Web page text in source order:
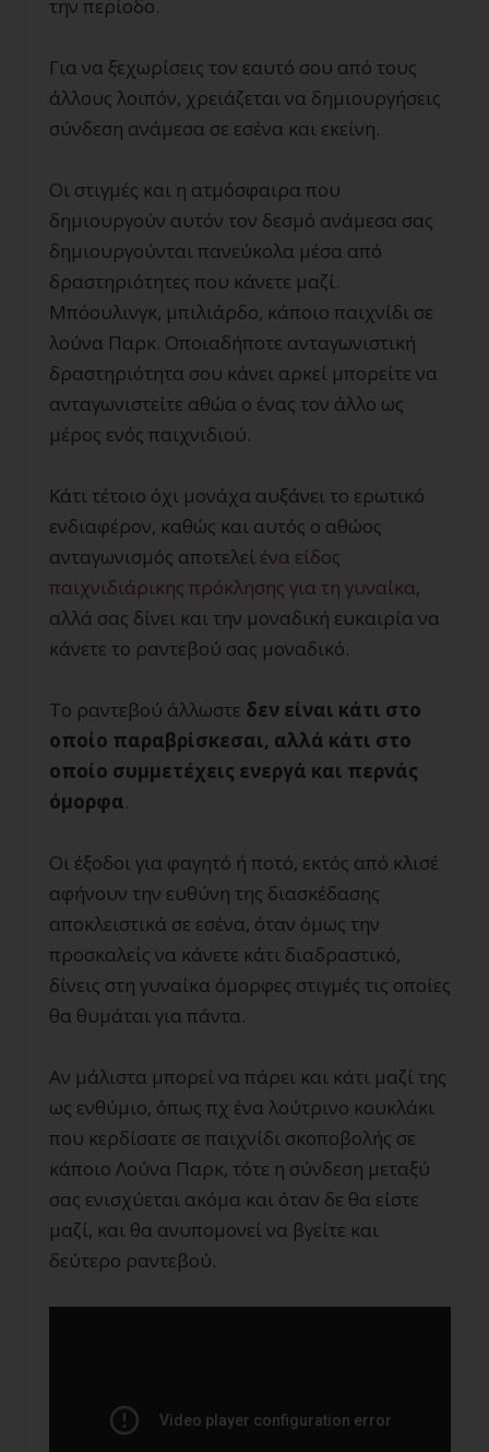
την περίοδο.
Για να ξεχωρίσεις τον εαυτό σου από τους
άλλους λοιπόν, χρειάζεται να δημιουργήσεις
σύνδεση ανάμεσα σε εσένα και εκείνη.
Οι στιγμές και η ατμόσφαιρα που
δημιουργούν αυτόν τον δεσμό ανάμεσα σας
δημιουργούνται πανεύκολα μέσα από
δραστηριότητες που κάνετε μαζί.
Μπόουλινγκ, μπιλιάρδο, κάποιο παιχνίδι σε
λούνα Παρκ. Οποιαδήποτε ανταγωνιστική
δραστηριότητα σου κάνει αρκεί μπορείτε να
ανταγωνιστείτε αθώα ο ένας τον άλλο ως
μέρος ενός παιχνιδιού.
Κάτι τέτοιο όχι μονάχα αυξάνει το ερωτικό
ενδιαφέρον, καθώς και αυτός ο αθώος
ανταγωνισμός αποτελεί ένα είδος
παιχνιδιάρικης πρόκλησης για τη γυναίκα,
αλλά σας δίνει και την μοναδική ευκαιρία να
κάνετε το ραντεβού σας μοναδικό.
Το ραντεβού άλλωστε δεν είναι κάτι στο
οποίο παραβρίσκεσαι, αλλά κάτι στο
οποίο συμμετέχεις ενεργά και περνάς
όμορφα.
Οι έξοδοι για φαγητό ή ποτό, εκτός από κλισέ
αφήνουν την ευθύνη της διασκέδασης
αποκλειστικά σε εσένα, όταν όμως την
προσκαλείς να κάνετε κάτι διαδραστικό,
δίνεις στη γυναίκα όμορφες στιγμές τις οποίες
θα θυμάται για πάντα.
Αν μάλιστα μπορεί να πάρει και κάτι μαζί της
ως ενθύμιο, όπως πχ ένα λούτρινο κουκλάκι
που κερδίσατε σε παιχνίδι σκοποβολής σε
κάποιο Λούνα Παρκ, τότε η σύνδεση μεταξύ
σας ενισχύεται ακόμα και όταν δε θα είστε
μαζί, και θα ανυπομονεί να βγείτε και
δεύτερο ραντεβού.